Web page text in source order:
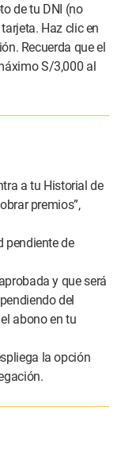
de tu DNI (no
Haz clic en
Recuerda que el
S/3,000 al
a tu Historial de
premios”,
de
y que será
del
abono en tu
la opción